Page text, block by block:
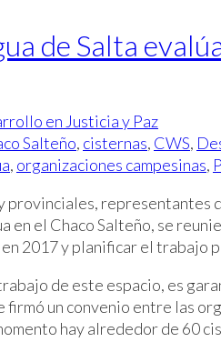
de Salta
en Justicia y Paz
Salteño, cisternas, CWS,
, organizaciones campesinas,
provinciales, representantes
en el Chaco Salteño, se
2017 y planificar el trabajo
de este espacio, es
firmó un convenio entre las
hay alrededor de 60